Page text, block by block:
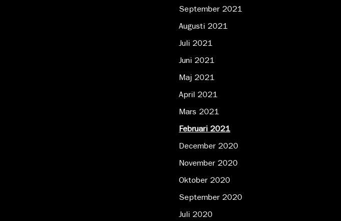
September 2021
Augusti 2021
Juli 2021
Juni 2021
Maj 2021
April 2021
Mars 2021
Februari 2021
December 2020
November 2020
Oktober 2020
September 2020
Juli 2020